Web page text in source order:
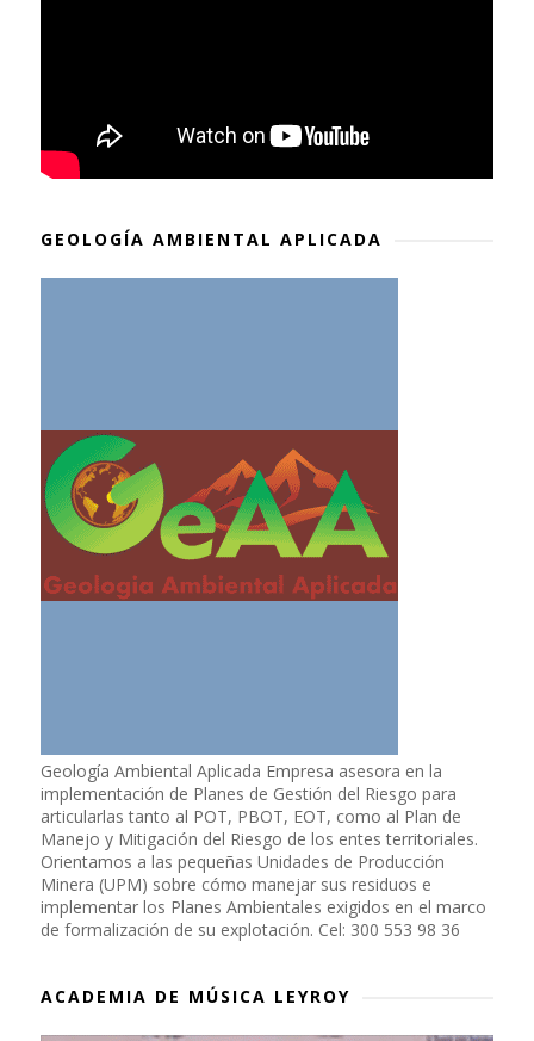
GEOLOGÍA AMBIENTAL APLICADA
Geología Ambiental Aplicada Empresa asesora en la
implementación de Planes de Gestión del Riesgo para
articularlas tanto al POT, PBOT, EOT, como al Plan de
Manejo y Mitigación del Riesgo de los entes territoriales.
Orientamos a las pequeñas Unidades de Producción
Minera (UPM) sobre cómo manejar sus residuos e
implementar los Planes Ambientales exigidos en el marco
de formalización de su explotación. Cel: 300 553 98 36
ACADEMIA DE MÚSICA LEYROY